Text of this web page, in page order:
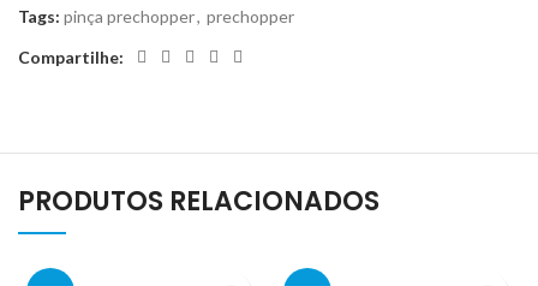
Tags: pinça prechopper, prechopper
Compartilhe:
PRODUTOS RELACIONADOS